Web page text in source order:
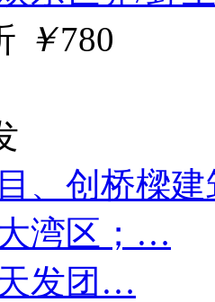
￥780
、创桥樑
湾区；…
天发团…